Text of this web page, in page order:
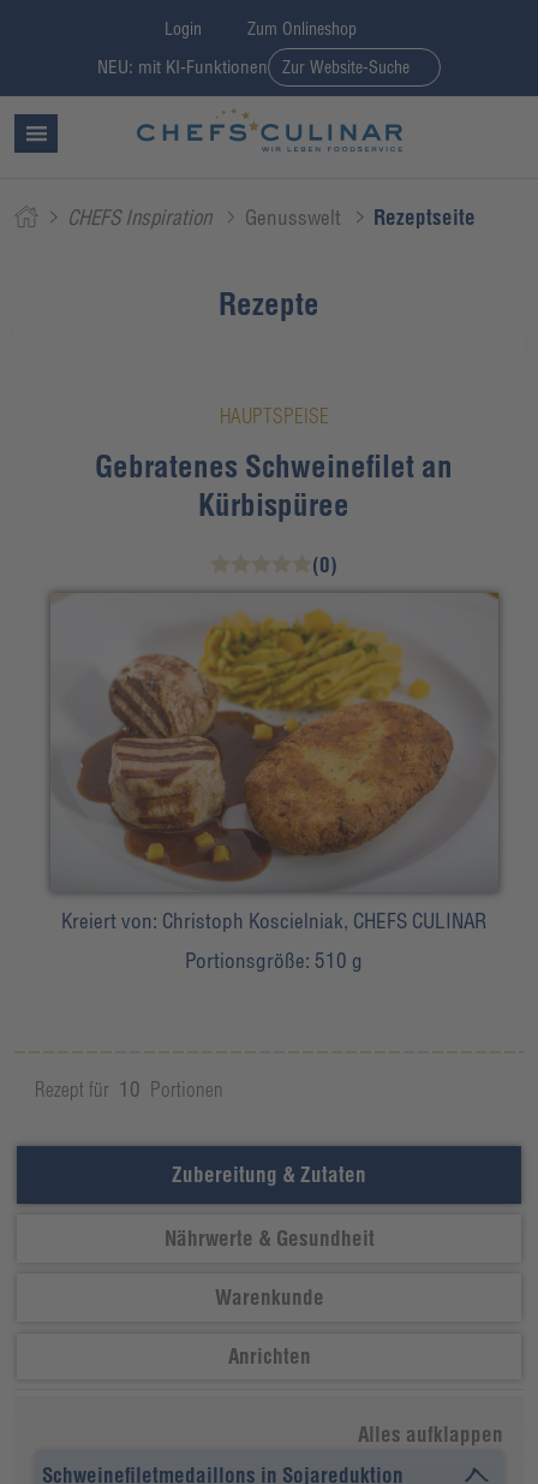
Login Zum Onlineshop
NEU: mit KI-Funktionen Zur Website-Suche
CHEFS Inspiration Genusswelt Rezeptseite
Rezepte
HAUPTSPEISE
Gebratenes Schweinefilet an
Kürbispüree
(0)
Kreiert von: Christoph Koscielniak, CHEFS CULINAR
Portionsgröße: 510 g
Rezept für 10 Portionen
Zubereitung & Zutaten
Nährwerte & Gesundheit
Warenkunde
Anrichten
Alles aufklappen
Schweinefiletmedaillons in Sojareduktion